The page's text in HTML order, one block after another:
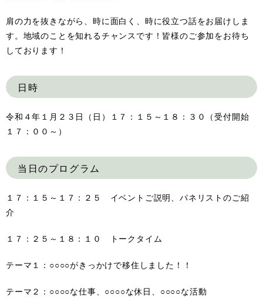
肩の力を抜きながら、時に面白く、時に役立つ話をお届けしま
す。地域のことを知れるチャンスです！皆様のご参加をお待ち
しております！
日時
令和４年１月２３日（日）１７：１５～１８：３０（受付開始
１７：００～）
当日のプログラム
１７：１５～１７：２５ イベントご説明、パネリストのご紹
介
１７：２５～１８：１０ トークタイム
テーマ１：○○○○がきっかけで移住しました！！
テーマ２：○○○○な仕事、○○○○な休日、○○○○な活動